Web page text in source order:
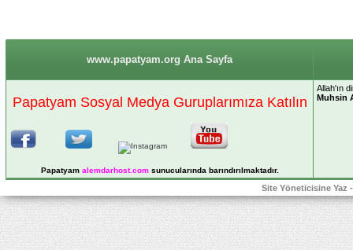
www.papatyam.org Ana Sayfa
Papatyam Sosyal Medya Guruplarımıza Katılın
Papatyam alemdarhost.comsunucularında barındırılmaktadır.
Allah'ın
Muhsin
Site Yöneticisine Yaz